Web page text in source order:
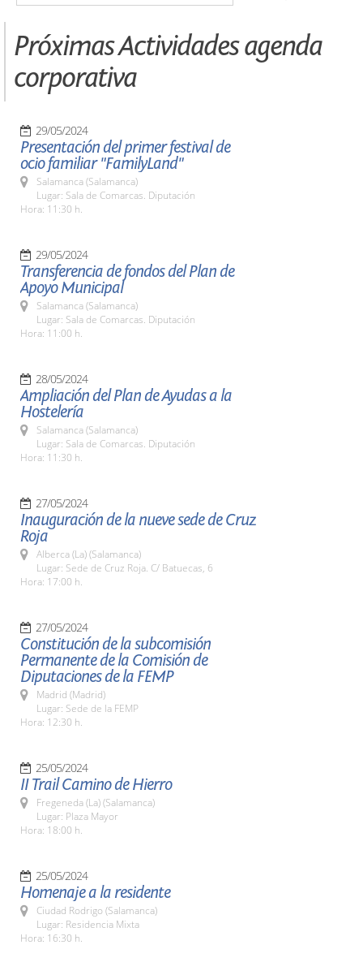
Próximas Actividades agenda
corporativa
29/05/2024
Presentación del primer festival de
ocio familiar "FamilyLand"
Salamanca (Salamanca)
Lugar: Sala de Comarcas. Diputación
Hora: 11:30 h.
29/05/2024
Transferencia de fondos del Plan de
Apoyo Municipal
Salamanca (Salamanca)
Lugar: Sala de Comarcas. Diputación
Hora: 11:00 h.
28/05/2024
Ampliación del Plan de Ayudas a la
Hostelería
Salamanca (Salamanca)
Lugar: Sala de Comarcas. Diputación
Hora: 11:30 h.
27/05/2024
Inauguración de la nueve sede de Cruz
Roja
Alberca (La) (Salamanca)
Lugar: Sede de Cruz Roja. C/ Batuecas, 6
Hora: 17:00 h.
27/05/2024
Constitución de la subcomisión
Permanente de la Comisión de
Diputaciones de la FEMP
Madrid (Madrid)
Lugar: Sede de la FEMP
Hora: 12:30 h.
25/05/2024
II Trail Camino de Hierro
Fregeneda (La) (Salamanca)
Lugar: Plaza Mayor
Hora: 18:00 h.
25/05/2024
Homenaje a la residente
Ciudad Rodrigo (Salamanca)
Lugar: Residencia Mixta
Hora: 16:30 h.